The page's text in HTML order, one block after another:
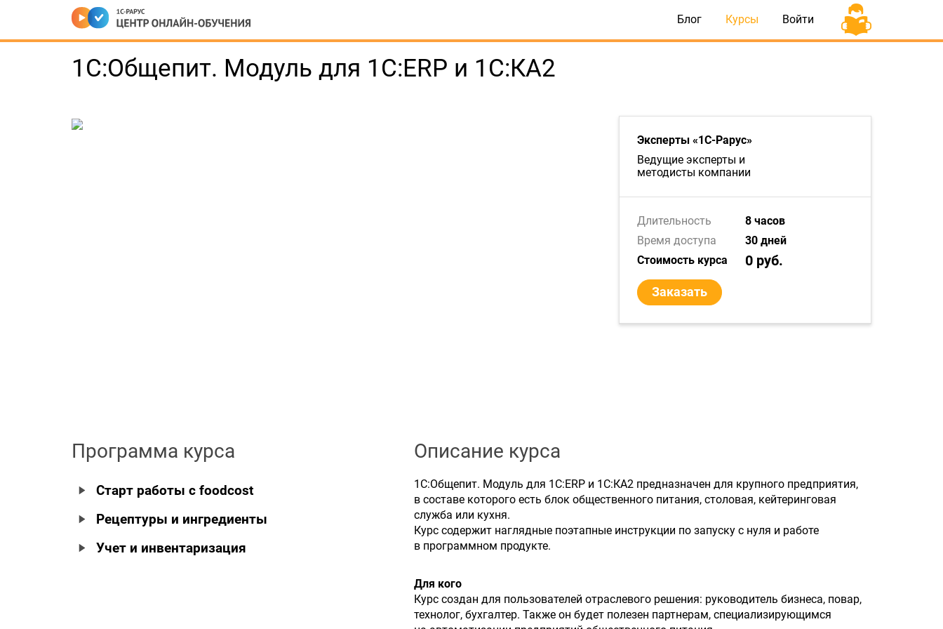
Блог Курсы Войти
1С:Общепит. Модуль для 1С:ERP и 1С:КА2
Эксперты «1С-Рарус»
Ведущие эксперты и
методисты компании
Длительность
8 часов
Время доступа
30 дней
Стоимость курса
0 руб.
Заказать
Программа курса
Старт работы с foodcost
Рецептуры и ингредиенты
Учет и инвентаризация
Описание курса
1С:Общепит. Модуль для 1С:ERP и 1С:КА2 предназначен для крупного предприятия,
в составе которого есть блок общественного питания, столовая, кейтеринговая
служба или кухня.
Курс содержит наглядные поэтапные инструкции по запуску с нуля и работе
в программном продукте.
Для кого
Курс создан для пользователей отраслевого решения: руководитель бизнеса, повар,
технолог, бухгалтер. Также он будет полезен партнерам, специализирующимся